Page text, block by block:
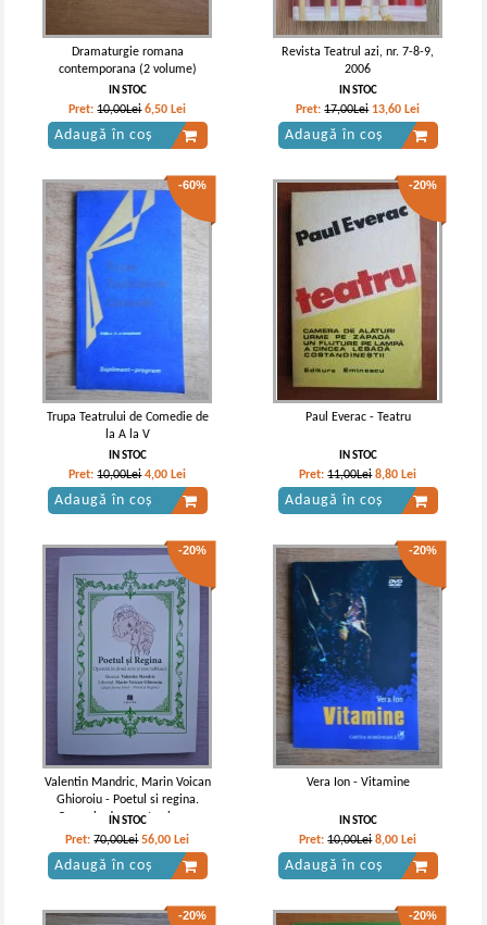
Dramaturgie romana
contemporana (2 volume)
IN STOC
Pret:10,00Lei 6,50 Lei
Adaugă în coș
Revista Teatrul azi, nr. 7-8-9,
2006
IN STOC
Pret:17,00Lei 13,60 Lei
Adaugă în coș
-60%
Trupa Teatrului de Comedie de
la A la V
IN STOC
Pret:10,00Lei 4,00 Lei
Adaugă în coș
-20%
Paul Everac - Teatru
IN STOC
Pret:11,00Lei 8,80 Lei
Adaugă în coș
-20%
Valentin Mandric, Marin Voican
Ghioroiu - Poetul si regina.
Opera in doua acte si sase
tablouri (partituri)
IN STOC
Pret:70,00Lei 56,00 Lei
Adaugă în coș
-20%
Vera Ion - Vitamine
IN STOC
Pret:10,00Lei 8,00 Lei
Adaugă în coș
-20% -20%